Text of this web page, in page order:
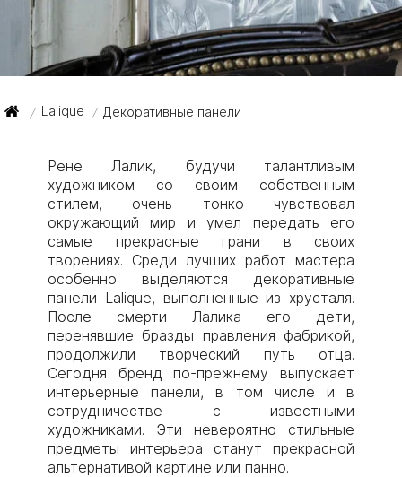
/ Lalique / Декоративные панели
Рене Лалик, будучи талантливым
художником со своим собственным
стилем, очень тонко чувствовал
окружающий мир и умел передать его
самые прекрасные грани в своих
творениях. Среди лучших работ мастера
особенно выделяются декоративные
панели Lalique, выполненные из хрусталя.
После смерти Лалика его дети,
перенявшие бразды правления фабрикой,
продолжили творческий путь отца.
Сегодня бренд по-прежнему выпускает
интерьерные панели, в том числе и в
сотрудничестве с известными
художниками. Эти невероятно стильные
предметы интерьера станут прекрасной
альтернативой картине или панно.